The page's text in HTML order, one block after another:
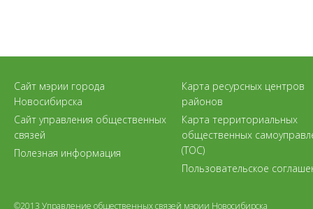
Сайт мэрии города
Новосибирска
Сайт управления общественных
связей
Полезная информация
Карта ресурсных центров
районов
Карта территориальных
общественных
(ТОС)
Пользовательское
©2013 Управление общественных связей мэрии Новосибирска